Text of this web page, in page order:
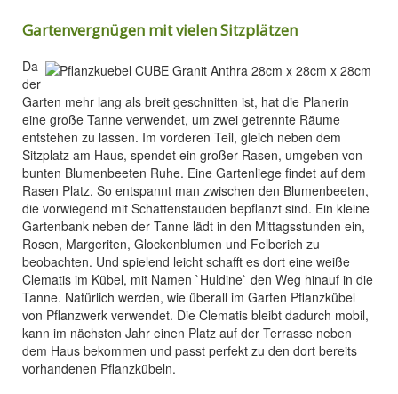
Gartenvergnügen mit vielen Sitzplätzen
Da
der
Garten mehr lang als breit geschnitten ist, hat die Planerin
eine große Tanne verwendet, um zwei getrennte Räume
entstehen zu lassen. Im vorderen Teil, gleich neben dem
Sitzplatz am Haus, spendet ein großer Rasen, umgeben von
bunten Blumenbeeten Ruhe. Eine Gartenliege findet auf dem
Rasen Platz. So entspannt man zwischen den Blumenbeeten,
die vorwiegend mit Schattenstauden bepflanzt sind. Ein kleine
Gartenbank neben der Tanne lädt in den Mittagsstunden ein,
Rosen, Margeriten, Glockenblumen und Felberich zu
beobachten. Und spielend leicht schafft es dort eine weiße
Clematis im Kübel, mit Namen `Huldine` den Weg hinauf in die
Tanne. Natürlich werden, wie überall im Garten Pflanzkübel
von Pflanzwerk verwendet. Die Clematis bleibt dadurch mobil,
kann im nächsten Jahr einen Platz auf der Terrasse neben
dem Haus bekommen und passt perfekt zu den dort bereits
vorhandenen Pflanzkübeln.